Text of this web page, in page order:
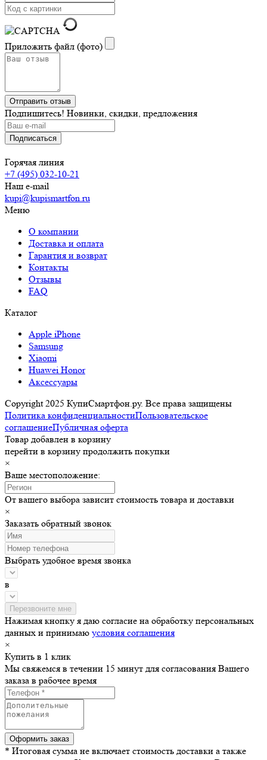
Приложить файл (фото)
Подпишитесь! Новинки, скидки, предложения
Горячая линия
+7 (495) 032-10-21
Наш e-mail
kupi@kupismartfon.ru
Меню
О компании
Доставка и оплата
Гарантия и возврат
Контакты
Отзывы
FAQ
Каталог
Apple iPhone
Samsung
Xiaomi
Huawei Honor
Аксессуары
Copyright 2025 КупиСмартфон.ру. Все права защищены
Политика конфиденциальностиПользовательское
соглашениеПубличная оферта
Товар добавлен в корзину
перейти в корзину продолжить покупки
×
Ваше местоположение:
От вашего выбора зависит стоимость товара и доставки
×
Заказать обратный звонок
Выбрать удобное время звонка
в
Нажимая кнопку я даю согласие на обработку персональных
данных и принимаю условия соглашения
×
Купить в 1 клик
Мы свяжемся в течении 15 минут для согласования Вашего
заказа в рабочее время
* Итоговая сумма не включает стоимость доставки а также